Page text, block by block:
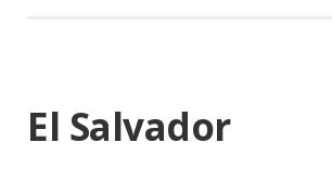
El Salvador